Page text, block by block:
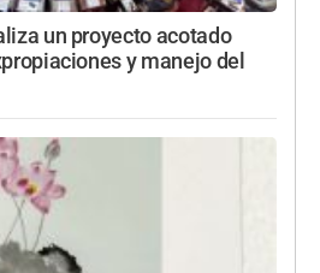
un proyecto acotado
y manejo del